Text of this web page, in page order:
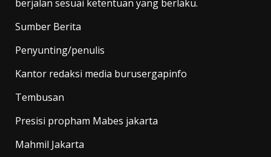
berjalan sesuai ketentuan yang berlaku.
Sumber Berita
Penyunting/penulis
Kantor redaksi media burusergapinfo
Tembusan
Presisi propham Mabes jakarta
Mahmil Jakarta